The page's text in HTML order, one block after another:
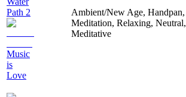
Path 2
Music
is
Love
Ambient/New Age, Handpan,
Meditation, Relaxing, Neutral,
Meditative